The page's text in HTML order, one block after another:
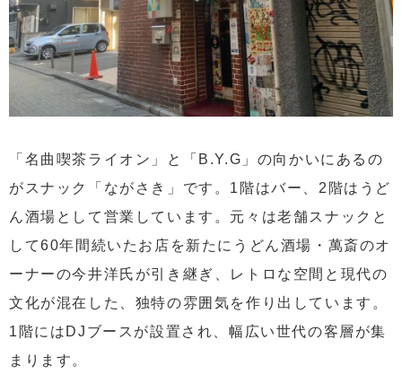
「名曲喫茶ライオン」と「B.Y.G」の向かいにあるの
がスナック「ながさき」です。1階はバー、2階はうど
ん酒場として営業しています。元々は老舗スナックと
して60年間続いたお店を新たにうどん酒場・萬斎のオ
ーナーの今井洋氏が引き継ぎ、レトロな空間と現代の
文化が混在した、独特の雰囲気を作り出しています。
1階にはDJブースが設置され、幅広い世代の客層が集
まります。